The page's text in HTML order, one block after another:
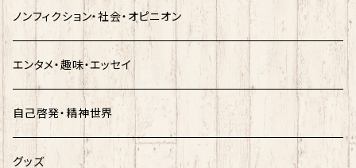
ノンフィクション・社会・オピニオン
エンタメ・趣味・エッセイ
自己啓発・精神世界
グッズ